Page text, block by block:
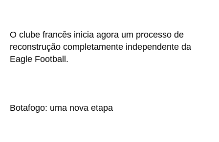
O clube francês inicia agora um processo de
reconstrução completamente independente da
Eagle Football.
Botafogo: uma nova etapa